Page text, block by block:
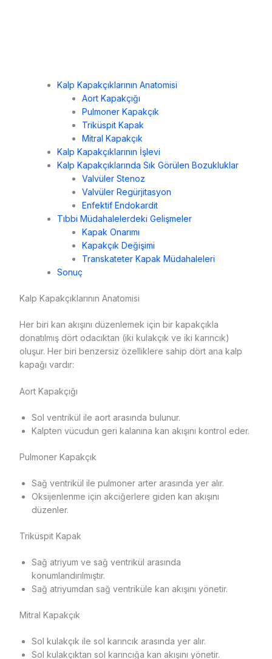
Kalp Kapakçıklarının Anatomisi
Aort Kapakçığı
Pulmoner Kapakçık
Triküspit Kapak
Mitral Kapakçık
Kalp Kapakçıklarının İşlevi
Kalp Kapakçıklarında Sık Görülen Bozukluklar
Valvüler Stenoz
Valvüler Regürjitasyon
Enfektif Endokardit
Tıbbi Müdahalelerdeki Gelişmeler
Kapak Onarımı
Kapakçık Değişimi
Transkateter Kapak Müdahaleleri
Sonuç
Kalp Kapakçıklarının Anatomisi
Her biri kan akışını düzenlemek için bir kapakçıkla
donatılmış dört odacıktan (iki kulakçık ve iki karıncık)
oluşur. Her biri benzersiz özelliklere sahip dört ana kalp
kapağı vardır:
Aort Kapakçığı
Sol ventrikül ile aort arasında bulunur.
Kalpten vücudun geri kalanına kan akışını kontrol eder.
Pulmoner Kapakçık
Sağ ventrikül ile pulmoner arter arasında yer alır.
Oksijenlenme için akciğerlere giden kan akışını
düzenler.
Triküspit Kapak
Sağ atriyum ve sağ ventrikül arasında
konumlandırılmıştır.
Sağ atriyumdan sağ ventriküle kan akışını yönetir.
Mitral Kapakçık
Sol kulakçık ile sol karıncık arasında yer alır.
Sol kulakçıktan sol karıncığa kan akışını yönetir.